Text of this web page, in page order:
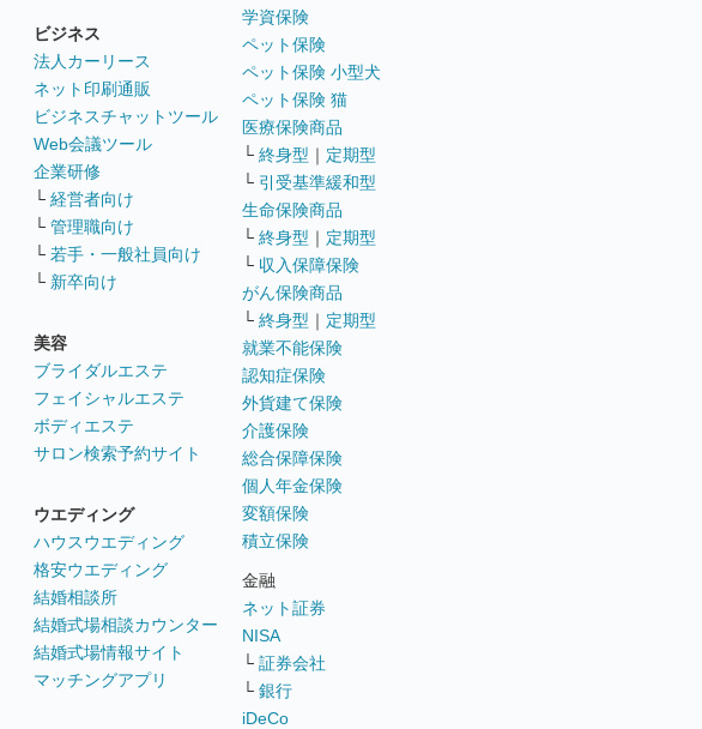
ビジネス
法人カーリース
ネット印刷通販
ビジネスチャットツール
Web会議ツール
企業研修
└ 経営者向け
└ 管理職向け
└ 若手・一般社員向け
└ 新卒向け
美容
ブライダルエステ
フェイシャルエステ
ボディエステ
サロン検索予約サイト
ウエディング
ハウスウエディング
格安ウエディング
結婚相談所
結婚式場相談カウンター
結婚式場情報サイト
マッチングアプリ
学資保険
ペット保険
ペット保険 小型犬
ペット保険 猫
医療保険商品
└ 終身型 ｜ 定期型
└ 引受基準緩和型
生命保険商品
└ 終身型 ｜ 定期型
└ 収入保障保険
がん保険商品
└ 終身型 ｜ 定期型
就業不能保険
認知症保険
外貨建て保険
介護保険
総合保障保険
個人年金保険
変額保険
積立保険
金融
ネット証券
NISA
└ 証券会社
└ 銀行
iDeCo